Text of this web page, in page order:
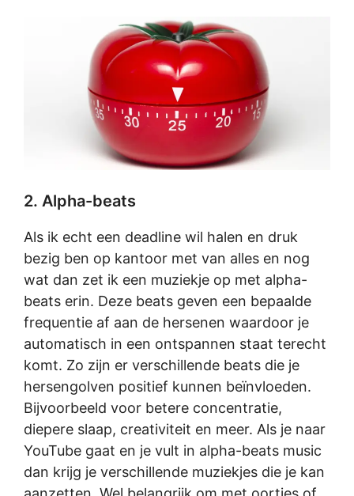
2. Alpha-beats
Als ik echt een deadline wil halen en druk
bezig ben op kantoor met van alles en nog
wat dan zet ik een muziekje op met alpha-
beats erin. Deze beats geven een bepaalde
frequentie af aan de hersenen waardoor je
automatisch in een ontspannen staat terecht
komt. Zo zijn er verschillende beats die je
hersengolven positief kunnen beïnvloeden.
Bijvoorbeeld voor betere concentratie,
diepere slaap, creativiteit en meer. Als je naar
YouTube gaat en je vult in alpha-beats music
dan krijg je verschillende muziekjes die je kan